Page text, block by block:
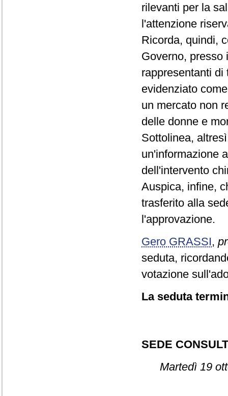
rilevanti per la
l'attenzione
Ricorda, quindi,
Governo, presso
rappresentanti
evidenziato
un mercato non
delle donne e
Sottolinea,
un'informazione
dell'intervento
Auspica, infine,
trasferito alla
l'approvazione.
Gero GRASSI,
seduta,
votazione
La seduta
SEDE
Martedì 19